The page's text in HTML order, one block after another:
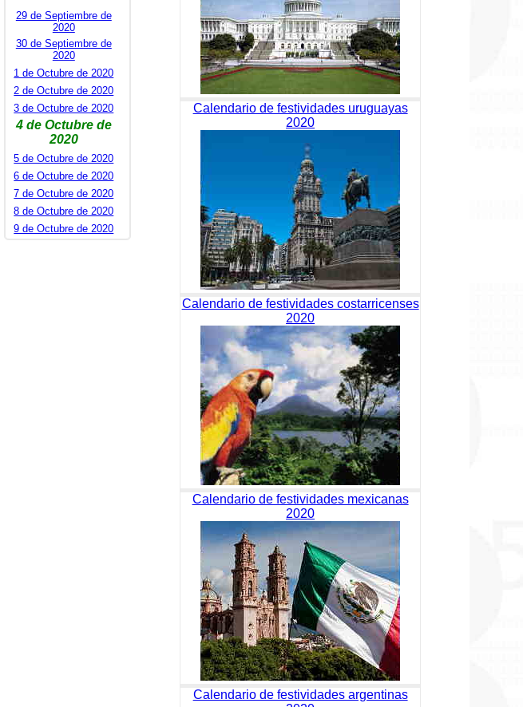
29 de Septiembre de
2020
30 de Septiembre de
2020
1 de Octubre de 2020
2 de Octubre de 2020
3 de Octubre de 2020
4 de Octubre de
2020
5 de Octubre de 2020
6 de Octubre de 2020
7 de Octubre de 2020
8 de Octubre de 2020
9 de Octubre de 2020
Calendario de festividades uruguayas
2020
Calendario de festividades costarricenses
2020
Calendario de festividades mexicanas
2020
Calendario de festividades argentinas